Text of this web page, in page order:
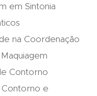
em Sintonia
na Coordenação
Contorno
e